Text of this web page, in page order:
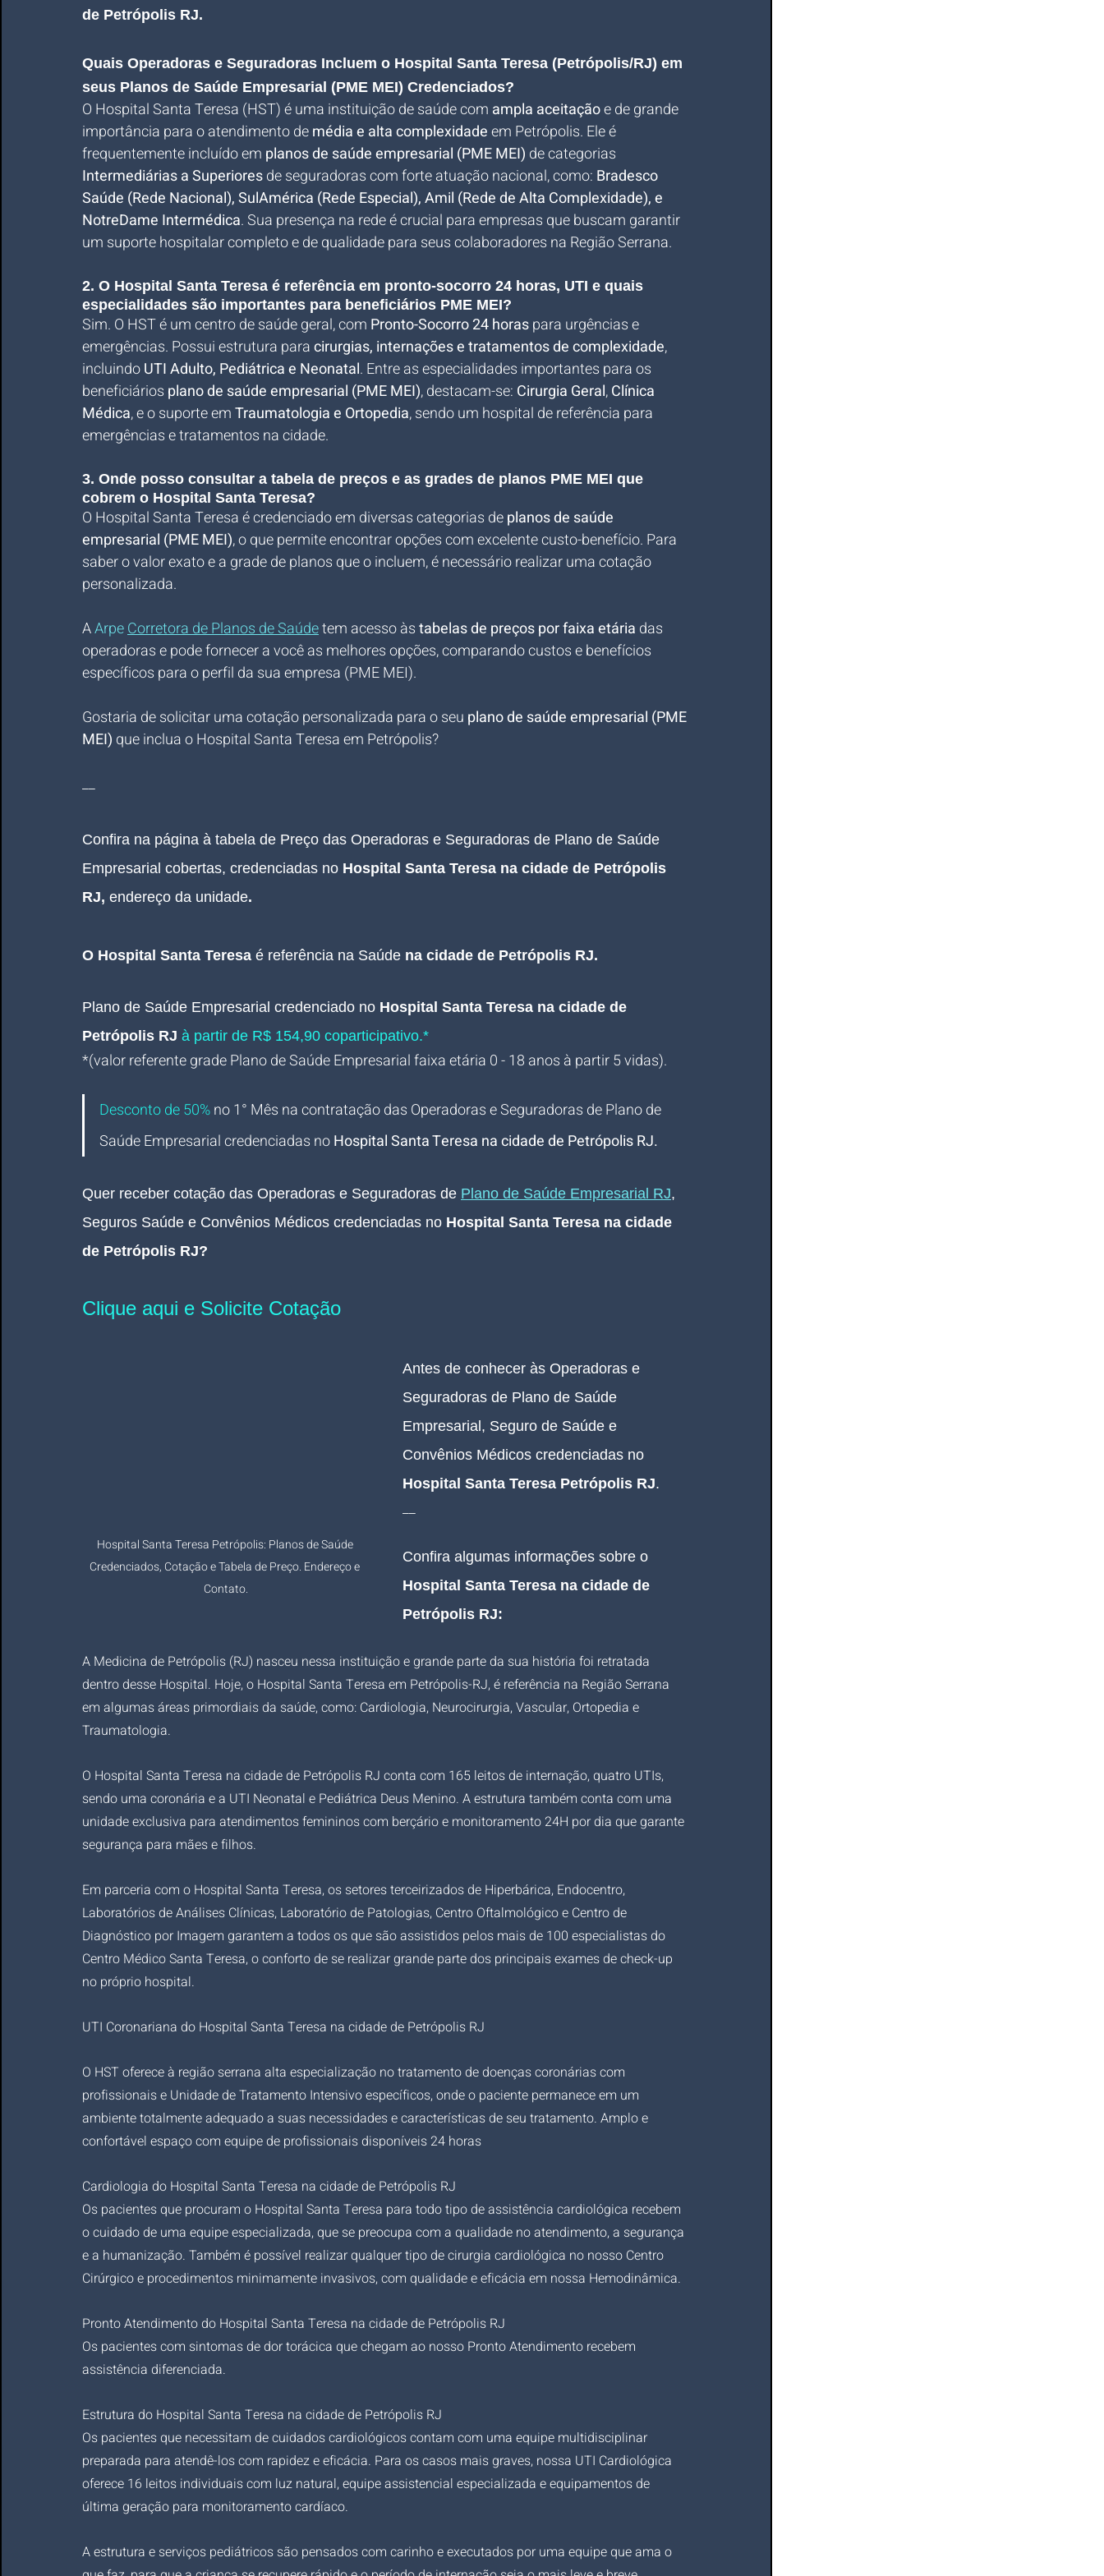
de Petrópolis RJ.
Quais Operadoras e Seguradoras Incluem o Hospital Santa Teresa (Petrópolis/RJ) em
seus Planos de Saúde Empresarial (PME MEI) Credenciados?
O Hospital Santa Teresa (HST) é uma instituição de saúde com ampla aceitação e de grande
importância para o atendimento de média e alta complexidade em Petrópolis. Ele é
frequentemente incluído em planos de saúde empresarial (PME MEI) de categorias
Intermediárias a Superiores de seguradoras com forte atuação nacional, como: Bradesco
Saúde (Rede Nacional), SulAmérica (Rede Especial), Amil (Rede de Alta Complexidade), e
NotreDame Intermédica. Sua presença na rede é crucial para empresas que buscam garantir
um suporte hospitalar completo e de qualidade para seus colaboradores na Região Serrana.
2. O Hospital Santa Teresa é referência em pronto-socorro 24 horas, UTI e quais
especialidades são importantes para beneficiários PME MEI?
Sim. O HST é um centro de saúde geral, com Pronto-Socorro 24 horas para urgências e
emergências. Possui estrutura para cirurgias, internações e tratamentos de complexidade,
incluindo UTI Adulto, Pediátrica e Neonatal. Entre as especialidades importantes para os
beneficiários plano de saúde empresarial (PME MEI), destacam-se: Cirurgia Geral, Clínica
Médica, e o suporte em Traumatologia e Ortopedia, sendo um hospital de referência para
emergências e tratamentos na cidade.
3. Onde posso consultar a tabela de preços e as grades de planos PME MEI que
cobrem o Hospital Santa Teresa?
O Hospital Santa Teresa é credenciado em diversas categorias de planos de saúde
empresarial (PME MEI), o que permite encontrar opções com excelente custo-benefício. Para
saber o valor exato e a grade de planos que o incluem, é necessário realizar uma cotação
personalizada.
A Arpe Corretora de Planos de Saúde tem acesso às tabelas de preços por faixa etária das
operadoras e pode fornecer a você as melhores opções, comparando custos e benefícios
específicos para o perfil da sua empresa (PME MEI).
Gostaria de solicitar uma cotação personalizada para o seu plano de saúde empresarial (PME
MEI) que inclua o Hospital Santa Teresa em Petrópolis?
__
Confira na página à tabela de Preço das Operadoras e Seguradoras de Plano de Saúde
Empresarial cobertas, credenciadas no Hospital Santa Teresa na cidade de Petrópolis
RJ, endereço da unidade.
O Hospital Santa Teresa é referência na Saúde na cidade de Petrópolis RJ.
Plano de Saúde Empresarial credenciado no Hospital Santa Teresa na cidade de
Petrópolis RJ à partir de R$ 154,90 coparticipativo.*
*(valor referente grade Plano de Saúde Empresarial faixa etária 0 - 18 anos à partir 5 vidas).
Desconto de 50%no 1° Mês na contratação das Operadoras e Seguradoras de Plano de
Saúde Empresarial credenciadas no Hospital Santa Teresa na cidade de Petrópolis RJ.
Quer receber cotação das Operadoras e Seguradoras de Plano de Saúde Empresarial RJ,
Seguros Saúde e Convênios Médicos credenciadas no Hospital Santa Teresa na cidade
de Petrópolis RJ?
Clique aqui e Solicite Cotação
Hospital Santa Teresa Petrópolis: Planos de Saúde
Credenciados, Cotação e Tabela de Preço. Endereço e
Contato.
Antes de conhecer às Operadoras e
Seguradoras de Plano de Saúde
Empresarial, Seguro de Saúde e
Convênios Médicos credenciadas no
Hospital Santa Teresa Petrópolis RJ.
__
Confira algumas informações sobre o
Hospital Santa Teresa na cidade de
Petrópolis RJ:
A Medicina de Petrópolis (RJ) nasceu nessa instituição e grande parte da sua história foi retratada
dentro desse Hospital. Hoje, o Hospital Santa Teresa em Petrópolis-RJ, é referência na Região Serrana
em algumas áreas primordiais da saúde, como: Cardiologia, Neurocirurgia, Vascular, Ortopedia e
Traumatologia.
O Hospital Santa Teresa na cidade de Petrópolis RJ conta com 165 leitos de internação, quatro UTIs,
sendo uma coronária e a UTI Neonatal e Pediátrica Deus Menino. A estrutura também conta com uma
unidade exclusiva para atendimentos femininos com berçário e monitoramento 24H por dia que garante
segurança para mães e filhos.
Em parceria com o Hospital Santa Teresa, os setores terceirizados de Hiperbárica, Endocentro,
Laboratórios de Análises Clínicas, Laboratório de Patologias, Centro Oftalmológico e Centro de
Diagnóstico por Imagem garantem a todos os que são assistidos pelos mais de 100 especialistas do
Centro Médico Santa Teresa, o conforto de se realizar grande parte dos principais exames de check-up
no próprio hospital. ​
UTI Coronariana do Hospital Santa Teresa na cidade de Petrópolis RJ
​O HST oferece à região serrana alta especialização no tratamento de doenças coronárias com
profissionais e Unidade de Tratamento Intensivo específicos, onde o paciente permanece em um
ambiente totalmente adequado a suas necessidades e características de seu tratamento. Amplo e
confortável espaço com equipe de profissionais disponíveis 24 horas
Cardiologia do Hospital Santa Teresa na cidade de Petrópolis RJ
Os pacientes que procuram o Hospital Santa Teresa​ para todo tipo de as​sistência cardiológica recebem
o cuidado de uma equipe especializada, que se preocupa com a q​​ualidade no atendimento, a segurança
e a humanização. Também é possível realizar qualquer tipo de cirurgia cardiológica no nosso Centro
Cirúrgico e procedimentos minimamente invasivos, com qualid​ade e eficácia​ em nossa Hemodinâmica.​
Pronto Atendimento do Hospital Santa Teresa na cidade de Petrópolis RJ
Os pacientes com sintomas de dor torácica que chegam ao nosso Pronto Atendimento recebem
assistência diferenciada.
Estrutura do Hospital Santa Teresa na cidade de Petrópolis RJ
Os pacientes que necessitam de cuidados cardiológicos contam com uma equipe multidisciplinar
preparada para atendê-los com rapidez e eficácia. Para os casos mais graves, nossa UTI Cardiológica
oferece 16 leitos individuais com luz natural, equipe assistencial especializada e equipamentos de
última geração para monitoramento cardíaco.
A estrutura e serviços pediátricos são pensados com carinho e executados por uma equipe que ama o